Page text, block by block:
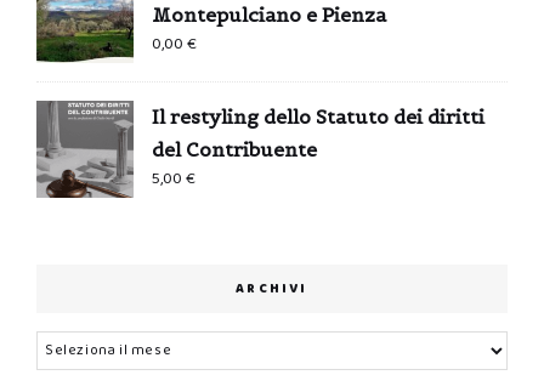
Montepulciano e Pienza
0,00€
Il restyling dello Statuto dei diritti
del Contribuente
5,00€
ARCHIVI
Archivi